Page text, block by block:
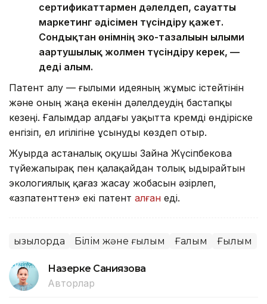
сертификаттармен дәлелдеп, сауатты
маркетинг әдісімен түсіндіру қажет.
Сондықтан өнімнің эко-тазалығын ғылыми
ағартушылық жолмен түсіндіру керек, —
деді ғалым.
Патент алу — ғылыми идеяның жұмыс істейтінін
және оның жаңа екенін дәлелдеудің бастапқы
кезеңі. Ғалымдар алдағы уақытта кремді өндіріске
енгізіп, ел игілігіне ұсынуды көздеп отыр.
Жуырда астаналық оқушы Зайна Жүсіпбекова
түйежапырақ пен қалақайдан толық ыдырайтын
экологиялық қағаз жасау жобасын әзірлеп,
«Қазпатенттен» екі патент алған еді.
Қызылорда Білім және ғылым Ғалым Ғылым
Назерке Саниязова
Авторлар